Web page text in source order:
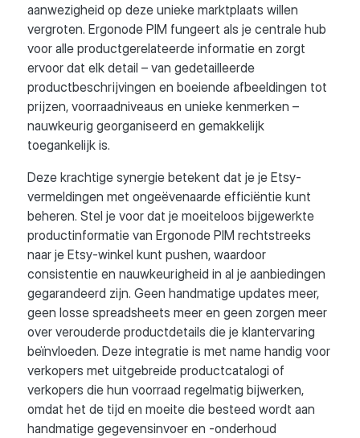
aanwezigheid op deze unieke marktplaats willen
vergroten. Ergonode PIM fungeert als je centrale hub
voor alle productgerelateerde informatie en zorgt
ervoor dat elk detail – van gedetailleerde
productbeschrijvingen en boeiende afbeeldingen tot
prijzen, voorraadniveaus en unieke kenmerken –
nauwkeurig georganiseerd en gemakkelijk
toegankelijk is.
Deze krachtige synergie betekent dat je je Etsy-
vermeldingen met ongeëvenaarde efficiëntie kunt
beheren. Stel je voor dat je moeiteloos bijgewerkte
productinformatie van Ergonode PIM rechtstreeks
naar je Etsy-winkel kunt pushen, waardoor
consistentie en nauwkeurigheid in al je aanbiedingen
gegarandeerd zijn. Geen handmatige updates meer,
geen losse spreadsheets meer en geen zorgen meer
over verouderde productdetails die je klantervaring
beïnvloeden. Deze integratie is met name handig voor
verkopers met uitgebreide productcatalogi of
verkopers die hun voorraad regelmatig bijwerken,
omdat het de tijd en moeite die besteed wordt aan
handmatige gegevensinvoer en -onderhoud